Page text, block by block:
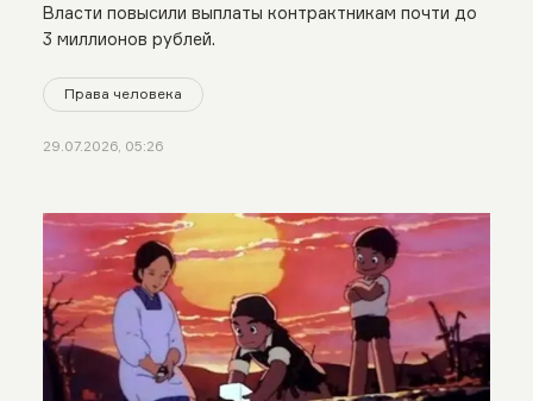
Власти повысили выплаты контрактникам почти до
3 миллионов рублей.
Права человека
29.07.2026, 05:26